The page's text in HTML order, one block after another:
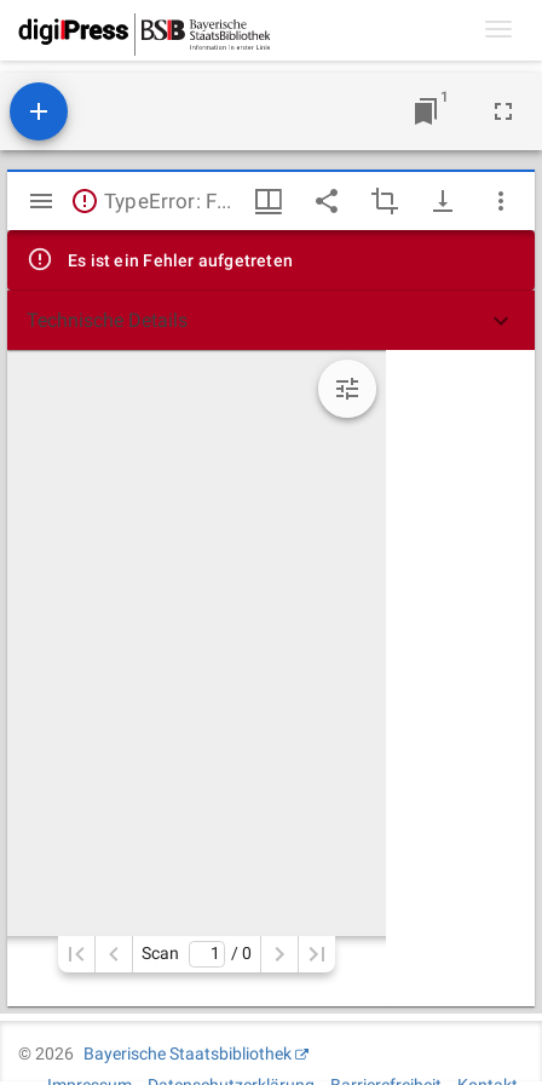
1
Mirador
Viewer
TypeError: Failed to fetch
Es ist ein Fehler aufgetreten
Technische Details
Scan / 0
©2026
Bayerische Staatsbibliothek